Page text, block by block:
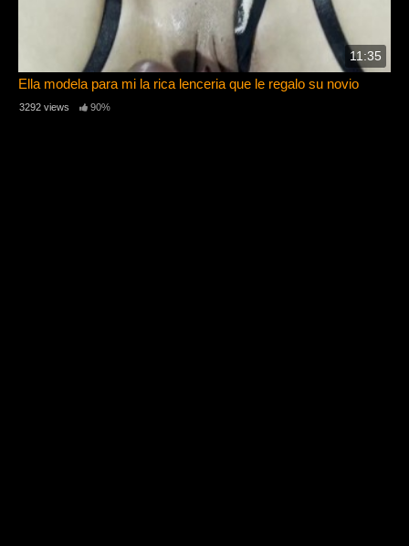
11:35
Ella modela para mi la rica lenceria que le regalo su novio
3292 views 90%